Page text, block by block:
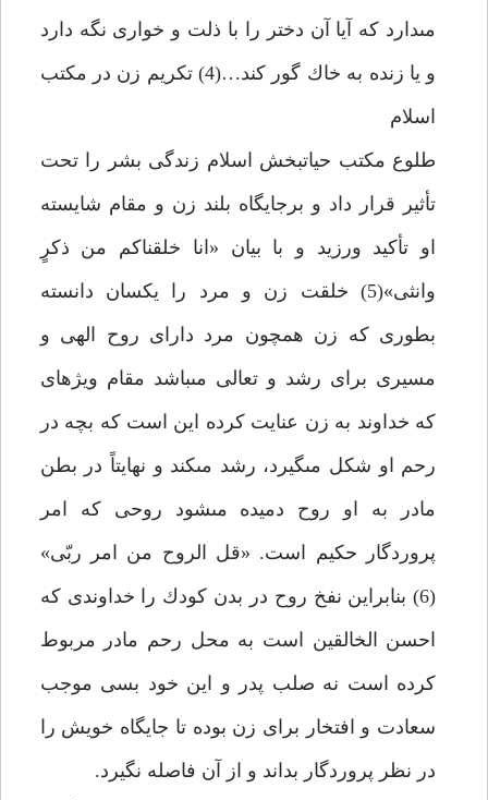
مى‏دارد كه آيا آن دختر را با ذلت و خوارى نگه دارد
و يا زنده به خاك گور كند…(4) تكريم زن در مكتب
اسلام‏
طلوع مكتب حياتبخش اسلام زندگى بشر را تحت
تأثير قرار داد و برجايگاه بلند زن و مقام شايسته
او تأكيد ورزيد و با بيان «انا خلقناكم من ذكرٍ
وانثى»(5) خلقت زن و مرد را يكسان دانسته
بطورى كه زن همچون مرد داراى روح الهى و
مسيرى براى رشد و تعالى مى‏باشد مقام ويژه‏اى
كه خداوند به زن عنايت كرده اين است كه بچه در
رحم او شكل مى‏گيرد، رشد مى‏كند و نهايتاً در بطن
مادر به او روح دميده مى‏شود روحى كه امر
پروردگار حكيم است. «قل الروح من امر ربّى»
(6) بنابراين نفخ روح در بدن كودك را خداوندى كه
احسن الخالقين است به محل رحم مادر مربوط
كرده است نه صلب پدر و اين خود بسى موجب
سعادت و افتخار براى زن بوده تا جايگاه خويش را
در نظر پروردگار بداند و از آن فاصله نگيرد.